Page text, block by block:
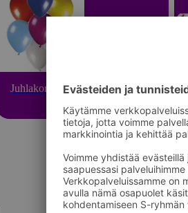
Juhlakoristeet